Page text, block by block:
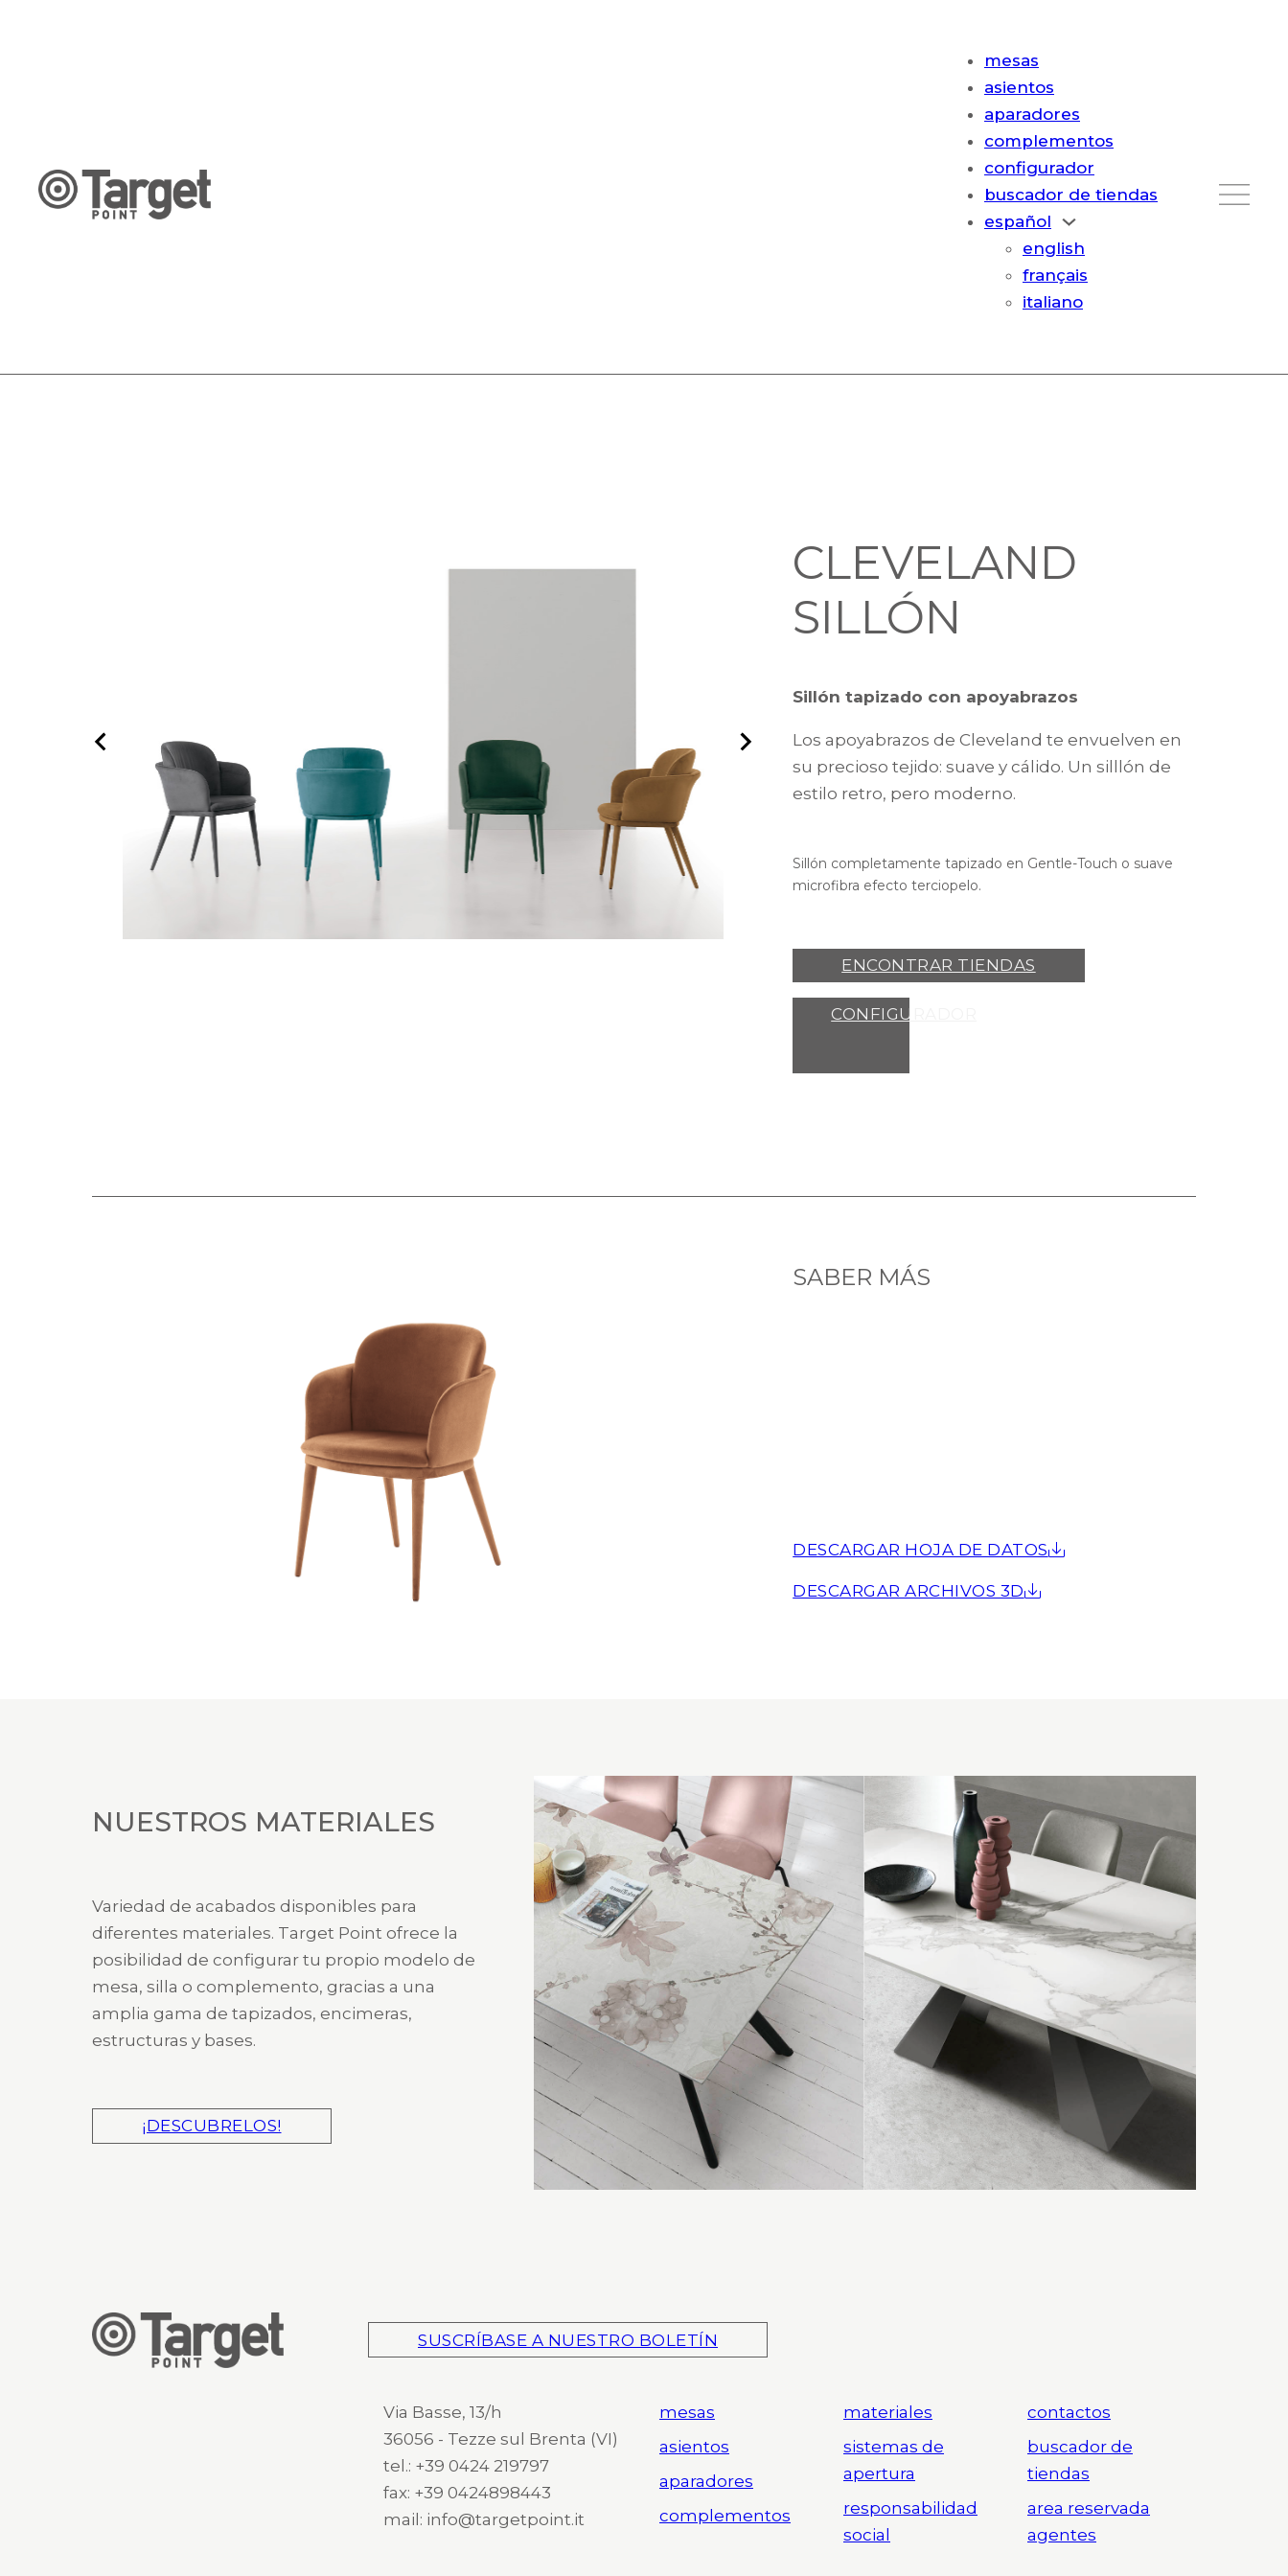
mesas
asientos
aparadores
complementos
configurador
buscador de tiendas
español
english
français
italiano
CLEVELAND
SILLÓN
Sillón tapizado con apoyabrazos
Los apoyabrazos de Cleveland te envuelven en
su precioso tejido: suave y cálido. Un silllón de
estilo retro, pero moderno.
Sillón completamente tapizado en Gentle-Touch o suave
microfibra efecto terciopelo.
ENCONTRAR TIENDAS
CONFIGURADOR
SABER MÁS
DESCARGAR HOJA DE DATOS
DESCARGAR ARCHIVOS 3D
NUESTROS MATERIALES
Variedad de acabados disponibles para
diferentes materiales. Target Point ofrece la
posibilidad de configurar tu propio modelo de
mesa, silla o complemento, gracias a una
amplia gama de tapizados, encimeras,
estructuras y bases.
¡DESCUBRELOS!
SUSCRÍBASE A NUESTRO BOLETÍN
Via Basse, 13/h
36056 - Tezze sul Brenta (VI)
tel.: +39 0424 219797
fax: +39 0424898443
mail: info@targetpoint.it
mesas
asientos
aparadores
complementos
materiales
sistemas de
apertura
responsabilidad
social
contactos
buscador de
tiendas
area reservada
agentes